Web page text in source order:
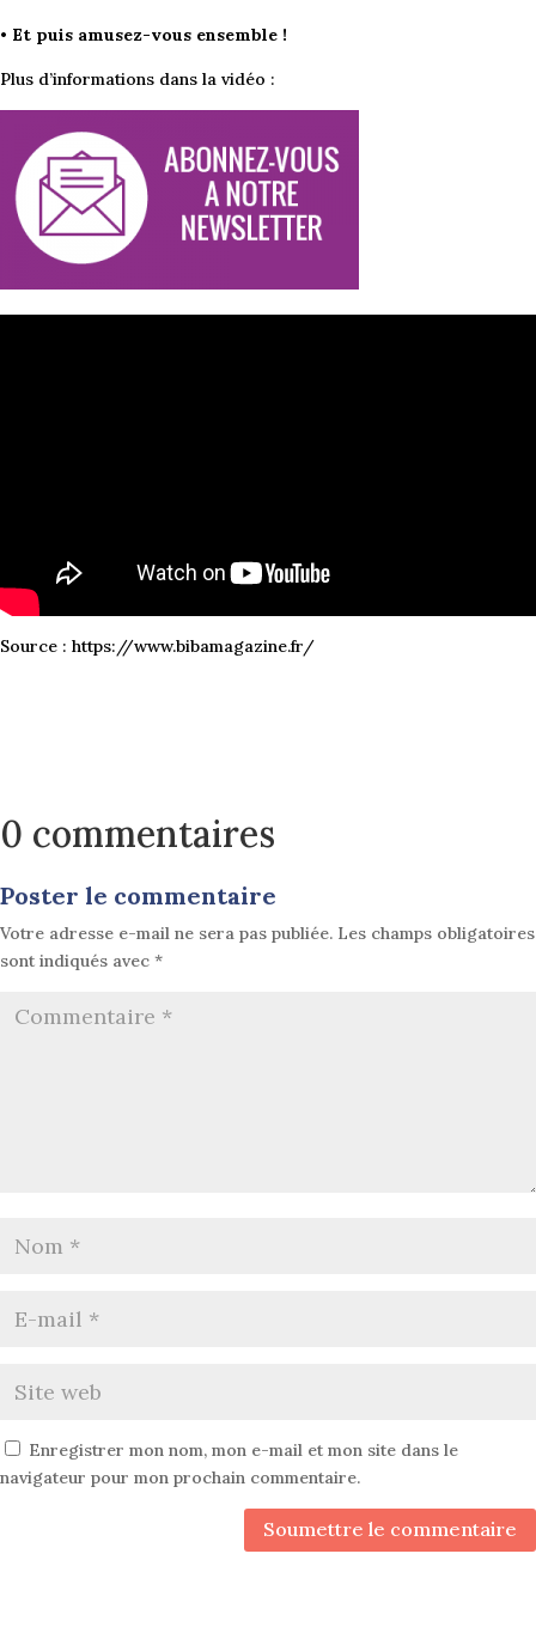
• Et puis amusez-vous ensemble !
Plus d’informations dans la vidéo :
Source : https://www.bibamagazine.fr/
0 commentaires
Poster le commentaire
Votre adresse e-mail ne sera pas publiée. Les champs obligatoires
sont indiqués avec *
Enregistrer mon nom, mon e-mail et mon site dans le
navigateur pour mon prochain commentaire.
Soumettre le commentaire